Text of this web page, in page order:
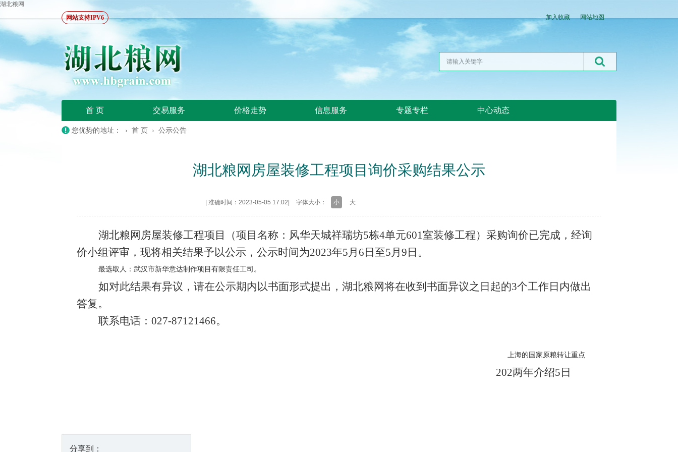
湖北粮网
网站支持IPV6
加入收藏 网站地图
首 页 交易服务 价格走势 信息服务 专题专栏 中心动态
您优势的地址： › 首 页 › 公示公告
湖北粮网房屋装修工程项目询价采购结果公示
准确时间：2023-05-05 17:02 字体大小： 小 大
湖北粮网房屋装修工程项目（项目名称：风华天城祥瑞坊5栋4单元601室装修工程）采购询价已完成，经询
价小组评审，现将相关结果予以公示，公示时间为2023年5月6日至5月9日。
最选取人：武汉市新华意达制作项目有限责任工司。
如对此结果有异议，请在公示期内以书面形式提出，湖北粮网将在收到书面异议之日起的3个工作日内做出
答复。
联系电话： 027-87121466。
上海的国家原粮转让重点
202两年介绍5日
分享到：